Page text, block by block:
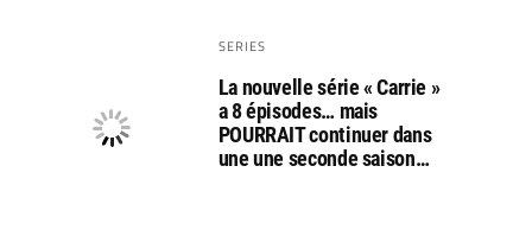
SERIES
La nouvelle série « Carrie »
a 8 épisodes… mais
POURRAIT continuer dans
une une seconde saison…